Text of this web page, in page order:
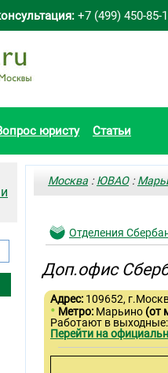
+7 (499) 450-85-
юристу Статьи
Москва :ЮВАО:
Отделения
Доп.офис
Адрес: 109652,
• Метро: Марьино (от
Работают в
Перейти на